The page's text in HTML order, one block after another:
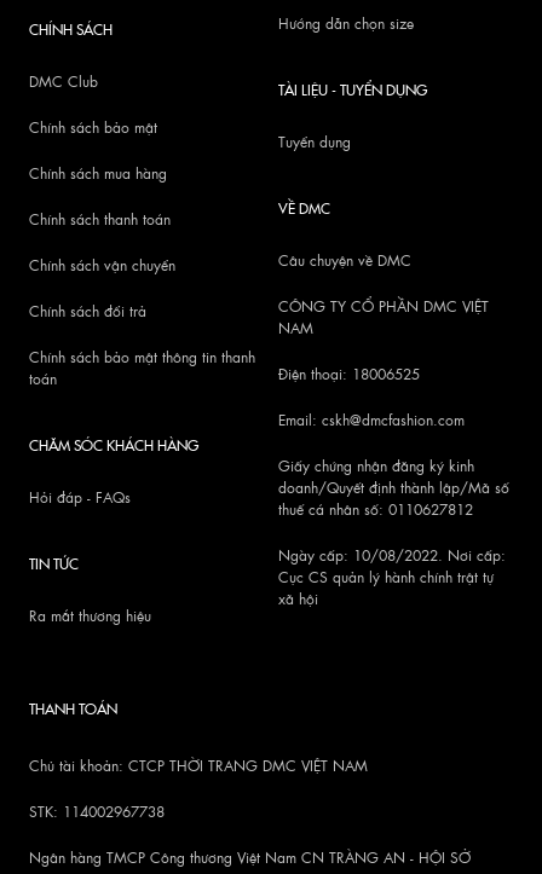
CHÍNH SÁCH
DMC Club
Chính sách bảo mật
Chính sách mua hàng
Chính sách thanh toán
Chính sách vận chuyển
Chính sách đổi trả
Chính sách bảo mật thông tin thanh
toán
CHĂM SÓC KHÁCH HÀNG
Hỏi đáp - FAQs
TIN TỨC
Ra mắt thương hiệu
Hướng dẫn chọn size
TÀI LIỆU - TUYỂN DỤNG
Tuyển dụng
VỀ DMC
Câu chuyện về DMC
CÔNG TY CỔ PHẦN DMC VIỆT
NAM
Điện thoại: 18006525
Email: cskh@dmcfashion.com
Giấy chứng nhận đăng ký kinh
doanh/Quyết định thành lập/Mã số
thuế cá nhân số: 0110627812
Ngày cấp: 10/08/2022. Nơi cấp:
Cục CS quản lý hành chính trật tự
xã hội
THANH TOÁN
Chủ tài khoản: CTCP THỜI TRANG DMC VIỆT NAM
STK: 114002967738
Ngân hàng TMCP Công thương Việt Nam CN TRÀNG AN - HỘI SỞ